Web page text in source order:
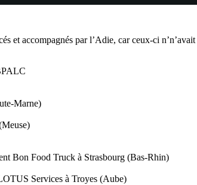
et accompagnés par l’Adie, car ceux-ci
Marne)
Bon Food Truck à Strasbourg (Bas-Rhin)
Services à Troyes (Aube)